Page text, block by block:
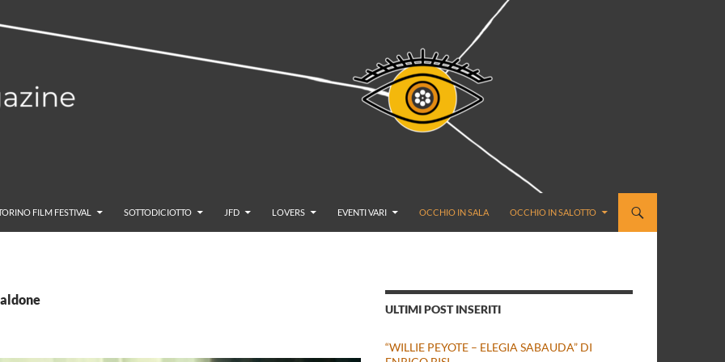
FILM FESTIVAL SOTTODICIOTTO JFD LOVERS EVENTI VARI OCCHIO IN SALA OCCHIO IN SALOTTO
ULTIMI POST INSERITI
“WILLIE PEYOTE – ELEGIA SABAUDA” DI